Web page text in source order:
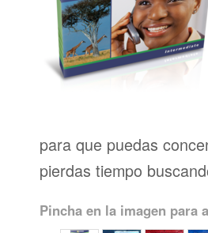
para que puedas
pierdas tiempo
Pincha en la imagen para